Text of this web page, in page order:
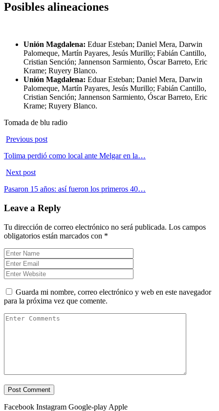
Posibles alineaciones
Unión Magdalena: Eduar Esteban; Daniel Mera, Darwin
Palomeque, Martín Payares, Jesús Murillo; Fabián Cantillo,
Cristian Sención; Jannenson Sarmiento, Óscar Barreto, Eric
Krame; Ruyery Blanco.
Unión Magdalena: Eduar Esteban; Daniel Mera, Darwin
Palomeque, Martín Payares, Jesús Murillo; Fabián Cantillo,
Cristian Sención; Jannenson Sarmiento, Óscar Barreto, Eric
Krame; Ruyery Blanco.
Tomada de blu radio
Previous post
Tolima perdió como local ante Melgar en la…
Next post
Pasaron 15 años: así fueron los primeros 40…
Leave a Reply
Tu dirección de correo electrónico no será publicada. Los campos
obligatorios están marcados con *
Guarda mi nombre, correo electrónico y web en este navegador
para la próxima vez que comente.
Facebook Instagram Google-play Apple